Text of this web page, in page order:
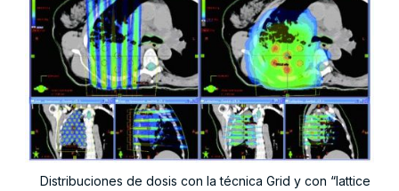
Distribuciones de dosis con la técnica Grid y con “lattice